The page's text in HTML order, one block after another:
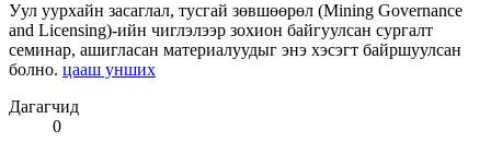
Уул уурхайн засаглал, тусгай зөвшөөрөл (Mining Governance
and Licensing)-ийн чиглэлээр зохион байгуулсан сургалт
семинар, ашигласан материалуудыг энэ хэсэгт байршуулсан
болно. цааш унших
Дагагчид
0